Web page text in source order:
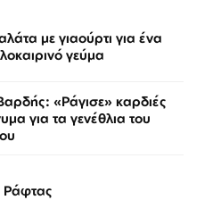
με γιαούρτι για ένα
γεύμα
«Ράγισε» καρδιές
για τα γενέθλια του
Ράφτας